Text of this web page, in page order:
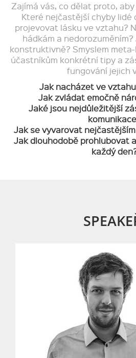
Zajímá vás, co dělat proto,
Které nejčastější chyby lidé
projevovat lásku ve vztahu?
hádkám a
konstruktivně? Smyslem
účastníkům konkrétní tipy a
fungování jejich
Jak nacházet ve
Jak zvládat emočně
Jaké jsou nejdůležitější
Jak se vyvarovat
Jak dlouhodobě prohlubovat
každý